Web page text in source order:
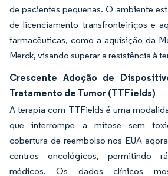
de pacientes pequenas. O ambiente
de licenciamento transfronteiriços e
farmacêuticas, como a aquisição da
Merck, visando superar a resistência à
Crescente Adoção de
Tratamento de Tumor (TTFields)
A terapia com TTFields é uma
que interrompe a mitose sem
cobertura de reembolso nos EUA
centros oncológicos, permitindo
médicos. Os dados clínicos